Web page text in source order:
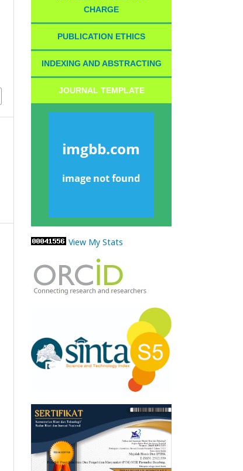
CHARGE
PUBLICATION ETHICS
INDEXING AND ABSTRACTING
JOURNAL TEMPLATE
View My Stats